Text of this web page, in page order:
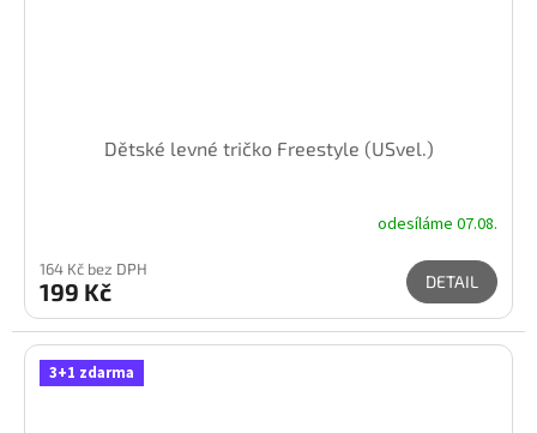
Dětské levné tričko Freestyle (USvel.)
odesíláme 07.08.
164 Kč bez DPH
199 Kč DETAIL
3+1 zdarma